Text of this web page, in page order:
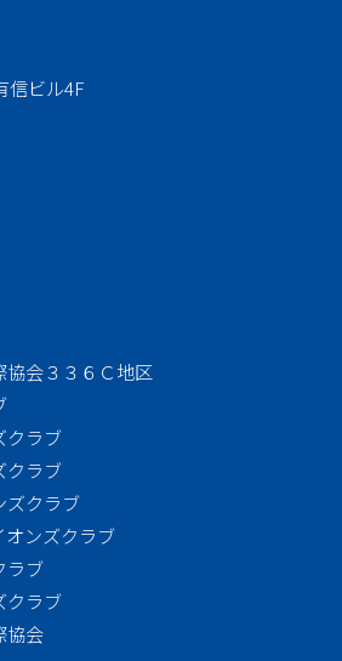
信ビル4F
協会３３６Ｃ地区
クラブ
クラブ
ズクラブ
オンズクラブ
ラブ
クラブ
協会